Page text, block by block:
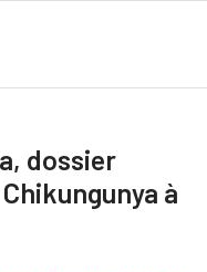
dossier
à